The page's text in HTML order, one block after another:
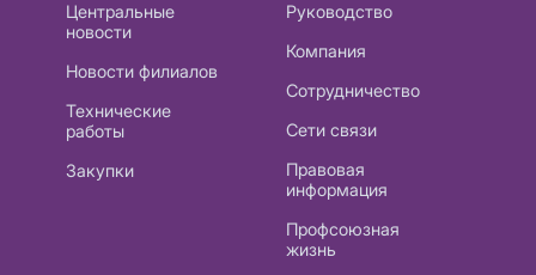
Центральные
новости
Новости филиалов
Технические
работы
Закупки
Руководство
Компания
Сотрудничество
Сети связи
Правовая
информация
Профсоюзная
жизнь